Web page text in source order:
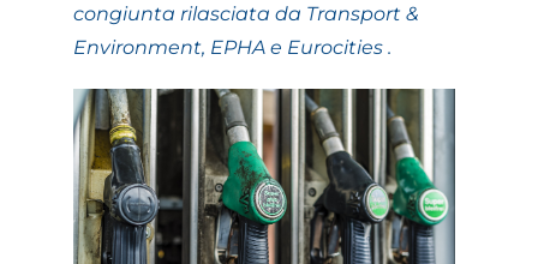
congiunta rilasciata da Transport &
Environment, EPHA e Eurocities .